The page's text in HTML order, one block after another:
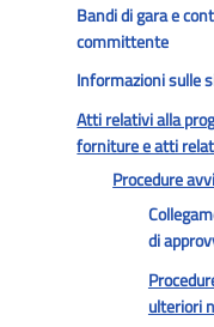
Bandi di gara e
committente
Informazioni sulle
Atti relativi alla
forniture e atti
Procedure
di
ulteriori